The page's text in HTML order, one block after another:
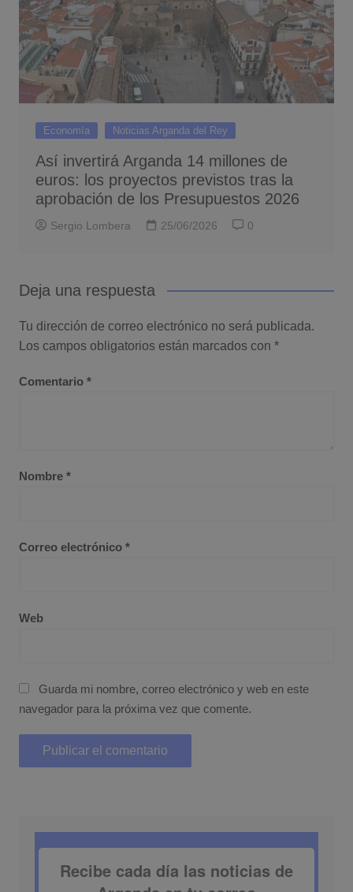
Economía Noticias Arganda del Rey
Así invertirá Arganda 14 millones de
euros: los proyectos previstos tras la
aprobación de los Presupuestos 2026
Sergio Lombera 25/06/2026 0
Deja una respuesta
Tu dirección de correo electrónico no será publicada.
Los campos obligatorios están marcados con *
Comentario *
Nombre *
Correo electrónico *
Web
Guarda mi nombre, correo electrónico y web en este
navegador para la próxima vez que comente.